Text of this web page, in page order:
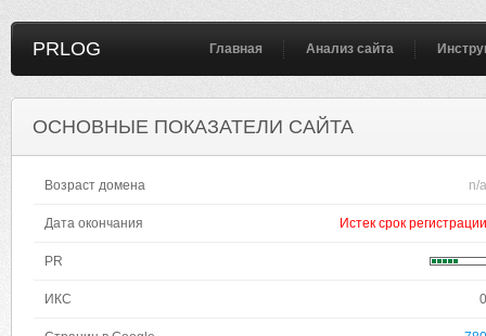
PRLOG Главная Анализ сайта
ОСНОВНЫЕ ПОКАЗАТЕЛИ САЙТА
Возраст домена n/a
Дата окончания Истек срок регистрации
PR
ИКС 0